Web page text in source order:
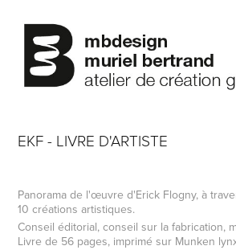
EKF - LIVRE D'ARTISTE
Panorama de l'œuvre d'Erick Flogny, à
10 créations artistiques.
Conseil éditorial, conseil sur la fabrication,
Livre de 56 pages, imprimé sur Munken